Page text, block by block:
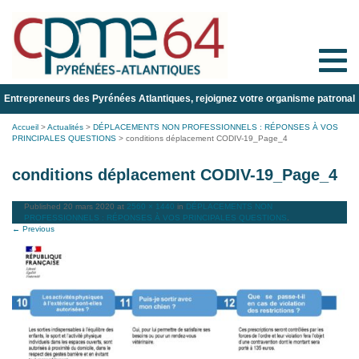
Toggle
Entrepreneurs des Pyrénées Atlantiques, rejoignez votre organisme patronal
Accueil >Actualités > DÉPLACEMENTS NON PROFESSIONNELS : RÉPONSES À VOS
PRINCIPALES QUESTIONS > conditions déplacement CODIV-19_Page_4
conditions déplacement CODIV-19_Page_4
Published 20 mars 2020 at 2560 × 1440 in DÉPLACEMENTS NON
PROFESSIONNELS : RÉPONSES À VOS PRINCIPALES QUESTIONS
← Previous